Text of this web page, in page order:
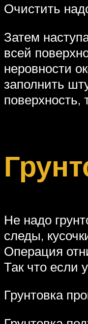
Очистить
Затем
всей
неровности
заполнить
поверхность,
Не надо
следы,
Операция
Так что если
Грунтовка